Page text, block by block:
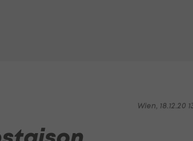
Wien, 18.12.20